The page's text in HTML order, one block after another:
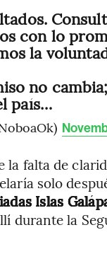
con lo
la
no
país…
falta de
solo
Islas
durante la